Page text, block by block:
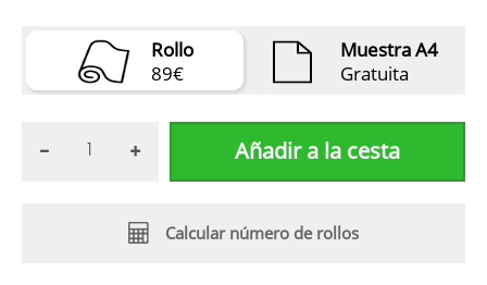
Rollo
89€
Muestra A4
Gratuita
Añadir a la cesta
Calcular número de rollos